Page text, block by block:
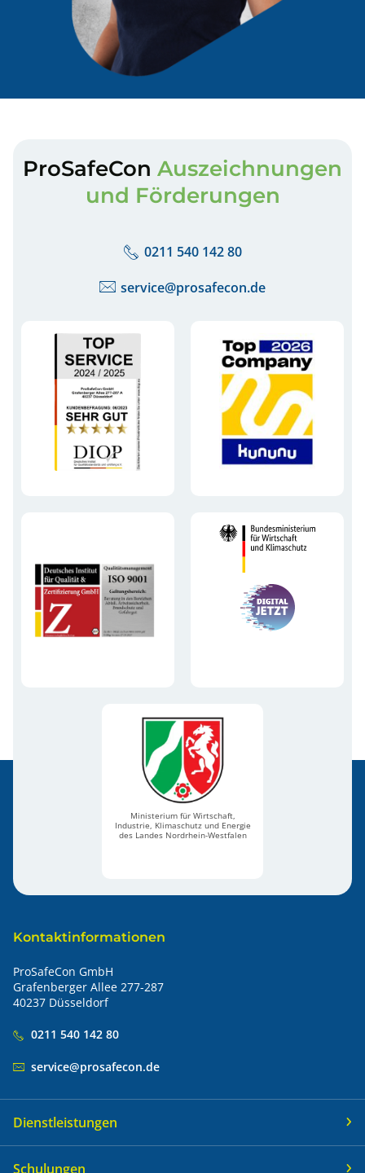
ProSafeCon Auszeichnungen
und Förderungen
0211 540 142 80
service@prosafecon.de
Ministerium für Wirtschaft,
Industrie, Klimaschutz und Energie
des Landes Nordrhein-Westfalen
Kontaktinformationen
ProSafeCon GmbH
Grafenberger Allee 277-287
40237 Düsseldorf
0211 540 142 80
service@prosafecon.de
Dienstleistungen
Schulungen